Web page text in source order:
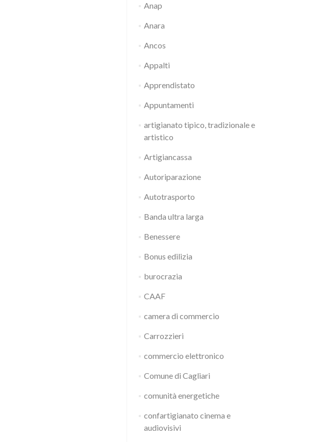
Anap
Anara
Ancos
Appalti
Apprendistato
Appuntamenti
artigianato tipico, tradizionale e
artistico
Artigiancassa
Autoriparazione
Autotrasporto
Banda ultra larga
Benessere
Bonus edilizia
burocrazia
CAAF
camera di commercio
Carrozzieri
commercio elettronico
Comune di Cagliari
comunità energetiche
confartigianato cinema e
audiovisivi